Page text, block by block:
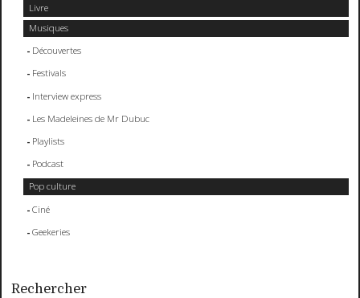
Livre
Musiques
Découvertes
Festivals
Interview express
Les Madeleines de Mr Dubuc
Playlists
Podcast
Pop culture
Ciné
Geekeries
Rechercher